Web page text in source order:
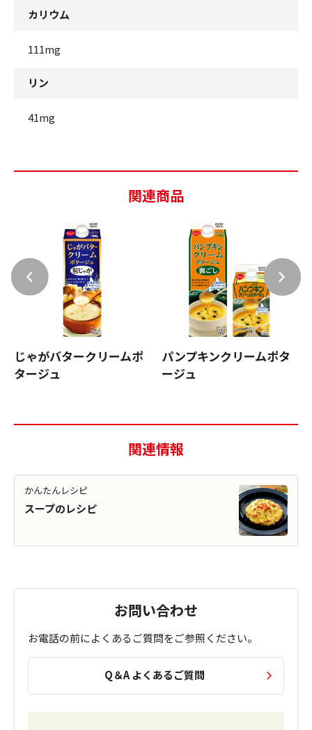
カリウム
111mg
リン
41mg
関連商品
じゃがバタークリームポ
タージュ
パンプキンクリームポタ
ージュ
関連情報
かんたんレシピ
スープのレシピ
お問い合わせ
お電話の前によくあるご質問をご参照ください。
Q＆A よくあるご質問